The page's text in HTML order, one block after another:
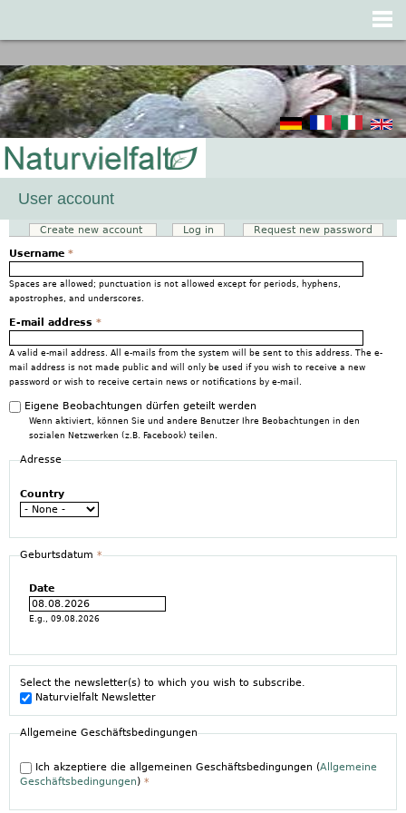
User account
Primary tabs
Create new account (active tab)Log in
Request new password
Username *
Spaces are allowed; punctuation is not allowed except for periods, hyphens,
apostrophes, and underscores.
E-mail address *
A valid e-mail address. All e-mails from the system will be sent to this address. The e-
mail address is not made public and will only be used if you wish to receive a new
password or wish to receive certain news or notifications by e-mail.
Eigene Beobachtungen dürfen geteilt werden
Wenn aktiviert, können Sie und andere Benutzer Ihre Beobachtungen in den
sozialen Netzwerken (z.B. Facebook) teilen.
Adresse
Country
Geburtsdatum *
Date
E.g., 09.08.2026
Select the newsletter(s) to which you wish to subscribe.
Naturvielfalt Newsletter
Allgemeine Geschäftsbedingungen
Ich akzeptiere die allgemeinen Geschäftsbedingungen (Allgemeine
Geschäftsbedingungen) *